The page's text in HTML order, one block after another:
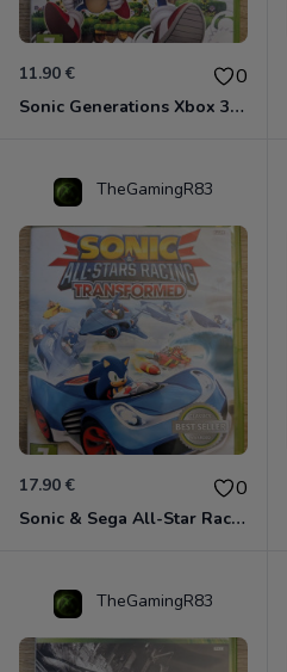
11.90 € 0
Sonic Generations Xbox 360
TheGamingR83
17.90 € 0
Sonic & Sega All-Star Racing - Transformed Xbox 360
TheGamingR83